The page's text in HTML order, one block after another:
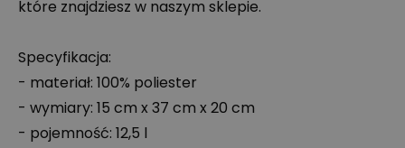
które znajdziesz w naszym sklepie.
Specyfikacja:
- materiał: 100% poliester
- wymiary: 15 cm x 37 cm x 20 cm
- pojemność: 12,5 l